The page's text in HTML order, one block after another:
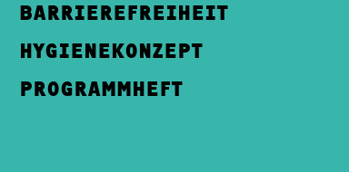
BARRIEREFREIHEIT
HYGIENEKONZEPT
PROGRAMMHEFT